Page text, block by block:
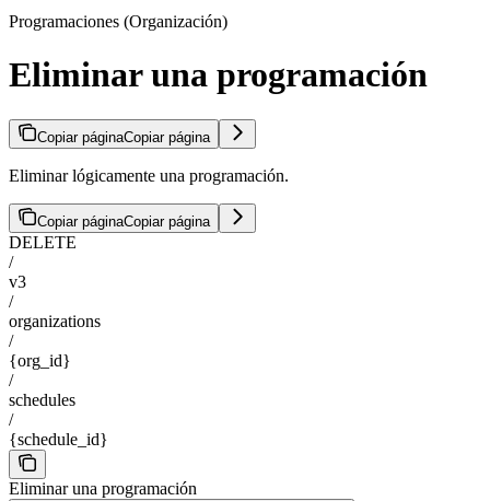
Programaciones (Organización)
Eliminar una programación
Copiar páginaCopiar página
Eliminar lógicamente una programación.
Copiar páginaCopiar página
DELETE
/
v3
/
organizations
/
{org_id}
/
schedules
/
{schedule_id}
Eliminar una programación